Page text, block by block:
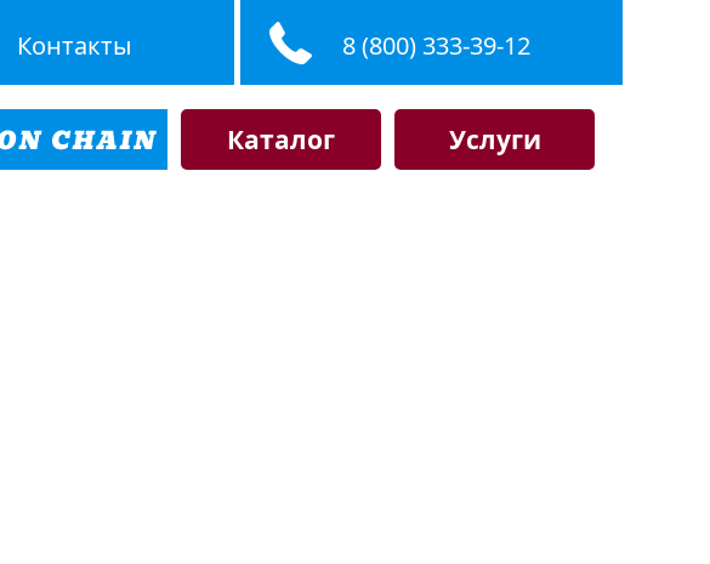
Контакты 8 (800) 333-39-12
Каталог Услуги